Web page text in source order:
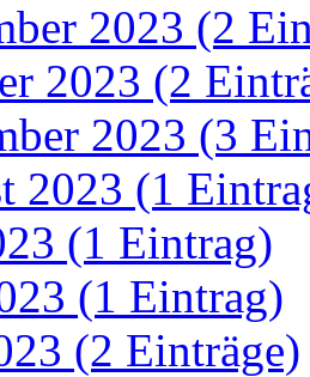
2023 (2
2023 (2
2023 (3
2023 (1
(1 Eintrag)
(1 Eintrag)
(2 Einträge)